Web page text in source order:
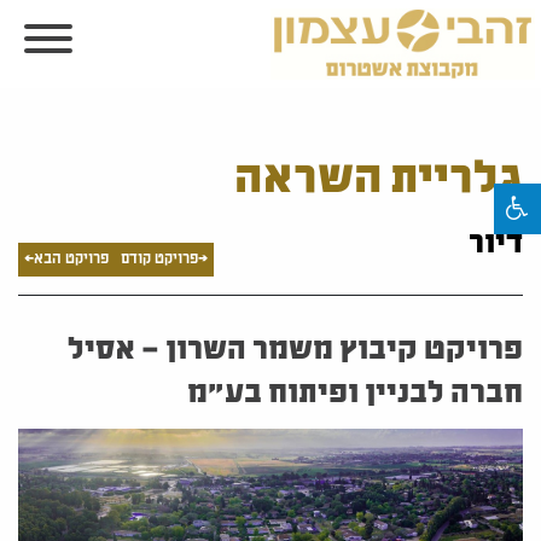
גלריית השראה
דיור <פרויקט קודם פרויקט הבא>
פרויקט קיבוץ משמר השרון – אסיל
חברה לבניין ופיתוח בע"מ